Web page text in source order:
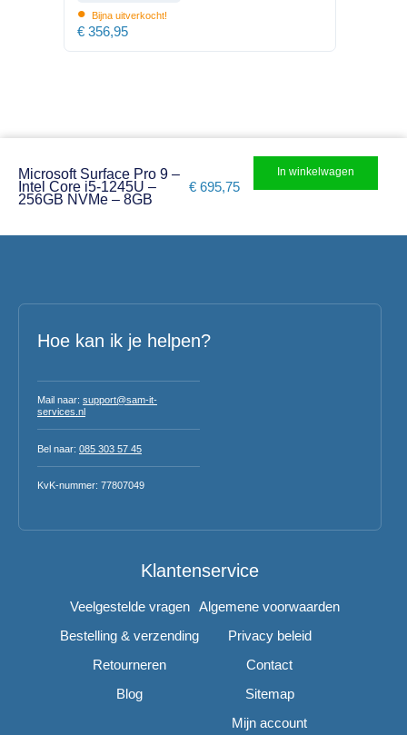
• Bijna uitverkocht!
€ 356,95
Microsoft Surface Pro 9 –
Intel Core i5-1245U –
256GB NVMe – 8GB
€ 695,75
In winkelwagen
Hoe kan ik je helpen?
Mail naar: support@sam-it-
services.nl
Bel naar: 085 303 57 45
KvK-nummer: 77807049
Klantenservice
Veelgestelde vragen
Bestelling & verzending
Retourneren
Blog
Algemene voorwaarden
Privacy beleid
Contact
Sitemap
Mijn account